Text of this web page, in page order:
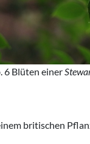
6 Blüten einer
britischen